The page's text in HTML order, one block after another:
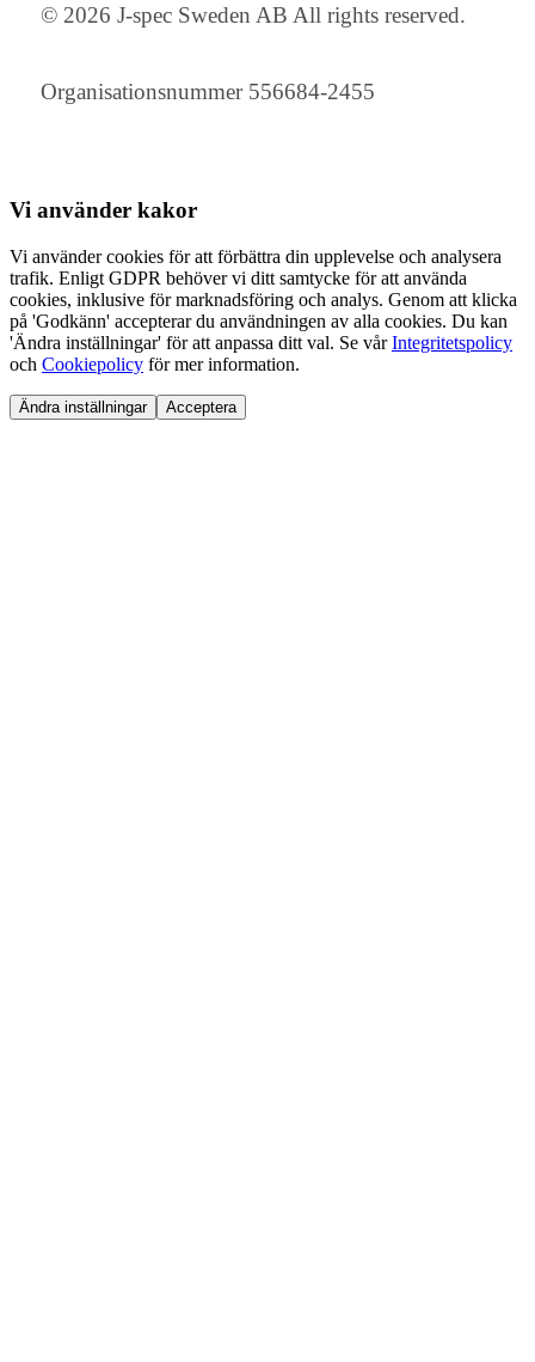
© 2026 J-spec Sweden AB All rights reserved.
Organisationsnummer 556684-2455
Vi använder kakor
Vi använder cookies för att förbättra din upplevelse och analysera
trafik. Enligt GDPR behöver vi ditt samtycke för att använda
cookies, inklusive för marknadsföring och analys. Genom att klicka
på 'Godkänn' accepterar du användningen av alla cookies. Du kan
'Ändra inställningar' för att anpassa ditt val. Se vårIntegritetspolicy
och Cookiepolicy för mer information.
Ändra inställningar Acceptera